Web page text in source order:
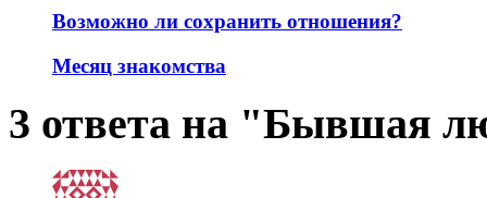
Возможно ли сохранить отношения?
Месяц знакомства
3 ответа на "Бывшая